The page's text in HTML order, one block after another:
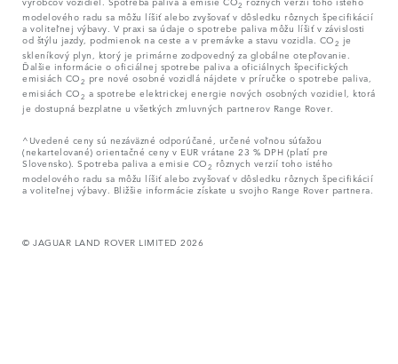
2
modelového radu sa môžu líšiť alebo zvyšovať v dôsledku rôznych špecifikácií
a voliteľnej výbavy. V praxi sa údaje o spotrebe paliva môžu líšiť v závislosti
od štýlu jazdy, podmienok na ceste a v premávke a stavu vozidla. CO2 je
skleníkový plyn, ktorý je primárne zodpovedný za globálne otepľovanie.
Ďalšie informácie o oficiálnej spotrebe paliva a oficiálnych špecifických
emisiách CO2 pre nové osobné vozidlá nájdete v príručke o spotrebe paliva,
emisiách CO2 a spotrebe elektrickej energie nových osobných vozidiel, ktorá
je dostupná bezplatne u všetkých zmluvných partnerov Range Rover.
^Uvedené ceny sú nezáväzné odporúčané, určené voľnou súťažou
(nekartelované) orientačné ceny v EUR vrátane 23 % DPH (platí pre
Slovensko). Spotreba paliva a emisie CO2 rôznych verzií toho istého
modelového radu sa môžu líšiť alebo zvyšovať v dôsledku rôznych špecifikácií
a voliteľnej výbavy. Bližšie informácie získate u svojho Range Rover partnera.
© JAGUAR LAND ROVER LIMITED 2026